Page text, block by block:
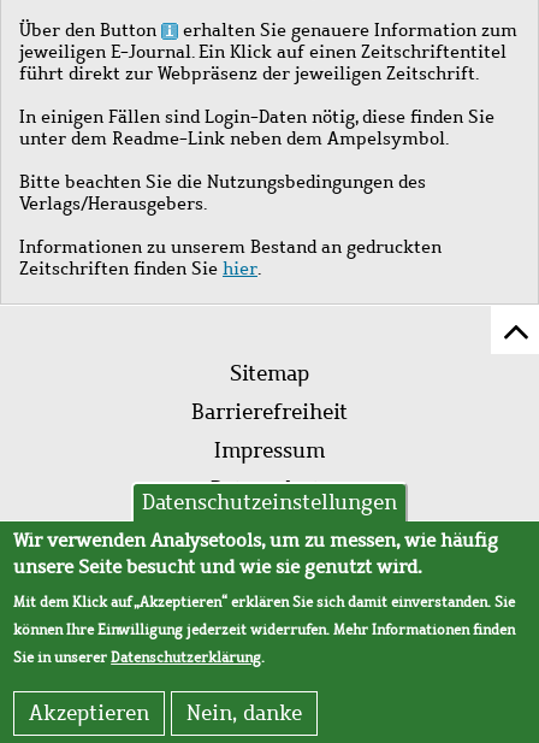
Über den Button
erhalten Sie genauere Information zum
jeweiligen E-Journal. Ein Klick auf einen Zeitschriftentitel
führt direkt zur Webpräsenz der jeweiligen Zeitschrift.
In einigen Fällen sind Login-Daten nötig, diese finden Sie
unter dem Readme-Link neben dem Ampelsymbol.
Bitte beachten Sie die Nutzungsbedingungen des
Verlags/Herausgebers.
Informationen zu unserem Bestand an gedruckten
Zeitschriften finden Sie hier.
Fußleistenmenü
Sitemap
Barrierefreiheit
Impressum
Datenschutz
AVB
Datenschutzeinstellungen
Wir verwenden Analysetools, um zu messen, wie häufig
unsere Seite besucht und wie sie genutzt wird.
Mit dem Klick auf „Akzeptieren“ erklären Sie sich damit einverstanden. Sie
können Ihre Einwilligung jederzeit widerrufen. Mehr Informationen finden
Sie in unsererDatenschutzerklärung.
Akzeptieren Nein, danke